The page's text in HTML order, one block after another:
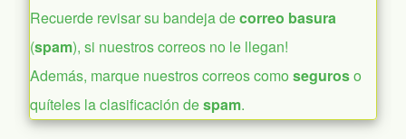
Recuerde revisar su bandeja decorreo basura
(spam), si nuestros correos no le llegan!
Además, marque nuestros correos como seguroso
quíteles la clasificación despam.